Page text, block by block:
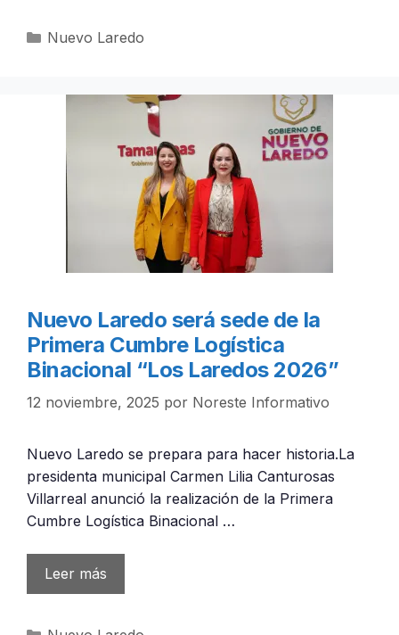
Categorías
Nuevo Laredo
Nuevo Laredo será sede de la
Primera Cumbre Logística
Binacional “Los Laredos 2026”
12 noviembre, 2025 por Noreste Informativo
Nuevo Laredo se prepara para hacer historia.La
presidenta municipal Carmen Lilia Canturosas
Villarreal anunció la realización de la Primera
Cumbre Logística Binacional …
Leer más